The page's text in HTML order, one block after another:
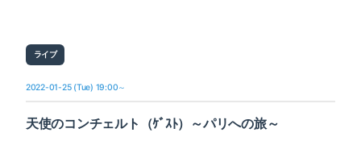
ライブ
2022-01-25 (Tue) 19:00～
天使のコンチェルト（ｹﾞｽﾄ）～パリへの旅～